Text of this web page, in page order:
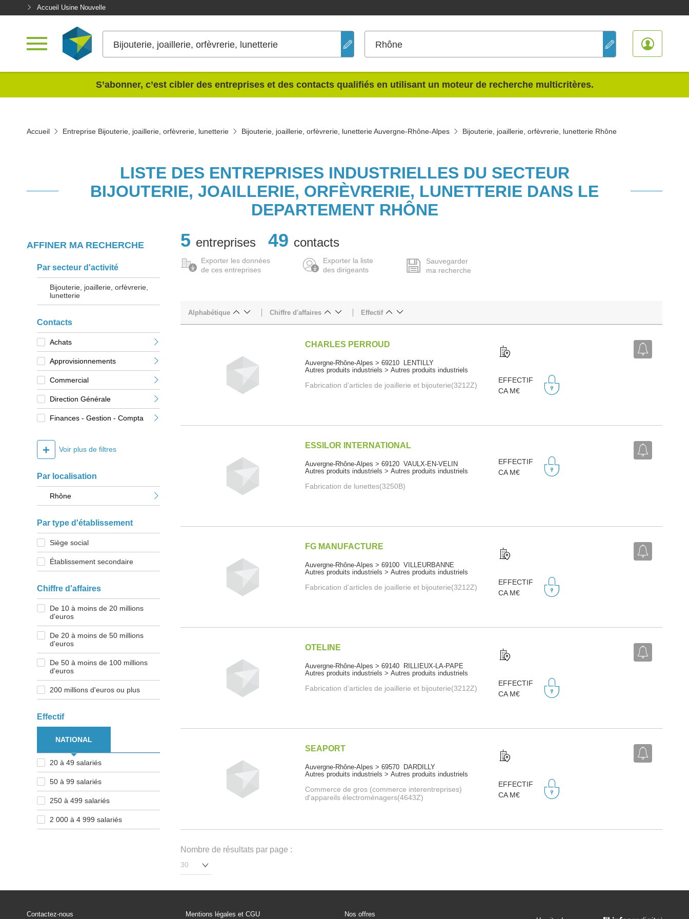
Accueil Usine Nouvelle
Bijouterie, joaillerie, orfèvrerie, lunetterie Rhône
S’abonner, c’est cibler des entreprises et des contacts qualifiés en utilisant un moteur de recherche multicritères.
Accueil Entreprise Bijouterie, joaillerie, orfèvrerie, lunetterie Bijouterie, joaillerie, orfèvrerie, lunetterie Auvergne-Rhône-Alpes Bijouterie, joaillerie, orfèvrerie, lunetterie Rhône
LISTE DES ENTREPRISES INDUSTRIELLES DU SECTEUR
BIJOUTERIE, JOAILLERIE, ORFÈVRERIE, LUNETTERIE DANS LE
DEPARTEMENT RHÔNE
AFFINER MA RECHERCHE
Par secteur d'activité
Bijouterie, joaillerie, orfèvrerie,
lunetterie
Contacts
Achats
Approvisionnements
Commercial
Direction Générale
Finances - Gestion - Compta
+ Voir plus de filtres
Par localisation
Rhône
Par type d'établissement
Siège social
Établissement secondaire
Chiffre d'affaires
De 10 à moins de 20 millions
d'euros
De 20 à moins de 50 millions
d'euros
De 50 à moins de 100 millions
d'euros
200 millions d'euros ou plus
Effectif
NATIONAL
20 à 49 salariés
50 à 99 salariés
250 à 499 salariés
2 000 à 4 999 salariés
5 entreprises 49 contacts
Exporter les données
de ces entreprises
Exporter la liste
des dirigeants
Sauvegarder
ma recherche
Alphabétique Chiffre d'affaires Effectif
CHARLES PERROUD
Auvergne-Rhône-Alpes > 69210 LENTILLY
Autres produits industriels > Autres produits industriels
Fabrication d’articles de joaillerie et bijouterie(3212Z)
EFFECTIF
CA M€
ESSILOR INTERNATIONAL
Auvergne-Rhône-Alpes > 69120 VAULX-EN-VELIN
Autres produits industriels > Autres produits industriels
Fabrication de lunettes(3250B)
EFFECTIF
CA M€
FG MANUFACTURE
Auvergne-Rhône-Alpes > 69100 VILLEURBANNE
Autres produits industriels > Autres produits industriels
Fabrication d’articles de joaillerie et bijouterie(3212Z)
EFFECTIF
CA M€
OTELINE
Auvergne-Rhône-Alpes > 69140 RILLIEUX-LA-PAPE
Autres produits industriels > Autres produits industriels
Fabrication d’articles de joaillerie et bijouterie(3212Z)
EFFECTIF
CA M€
SEAPORT
Auvergne-Rhône-Alpes > 69570 DARDILLY
Autres produits industriels > Autres produits industriels
Commerce de gros (commerce interentreprises)
d'appareils électroménagers(4643Z)
EFFECTIF
CA M€
Nombre de résultats par page :
Contactez-nous Mentions légales et CGU Nos offres